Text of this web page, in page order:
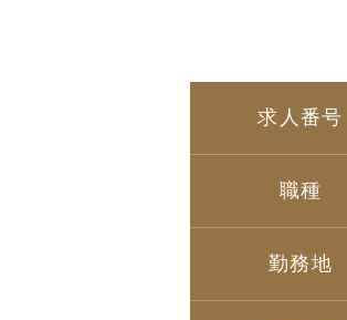
求人番号
職種
勤務地